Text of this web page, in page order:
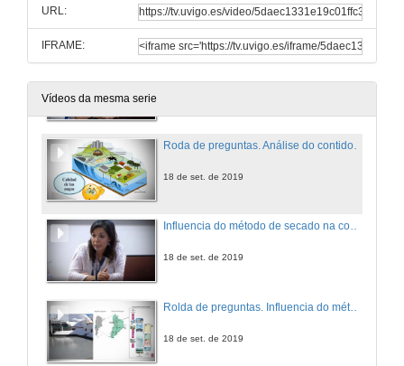
URL:
IFRAME:
Vídeos da mesma serie
18 de set. de 2019
Análise do contido metálico e de aniones das augas de fontes naturais da comarca da Limia (NON España)
18 de set. de 2019
Influencia do método de secado na composición mineralógica, textura e propiedades adsorbentes de peloides do Sistema geotermal de Copahue, Neuquén- Arxentina
18 de set. de 2019
18 de set. de 2019